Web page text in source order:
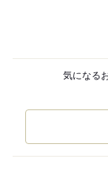
気になる